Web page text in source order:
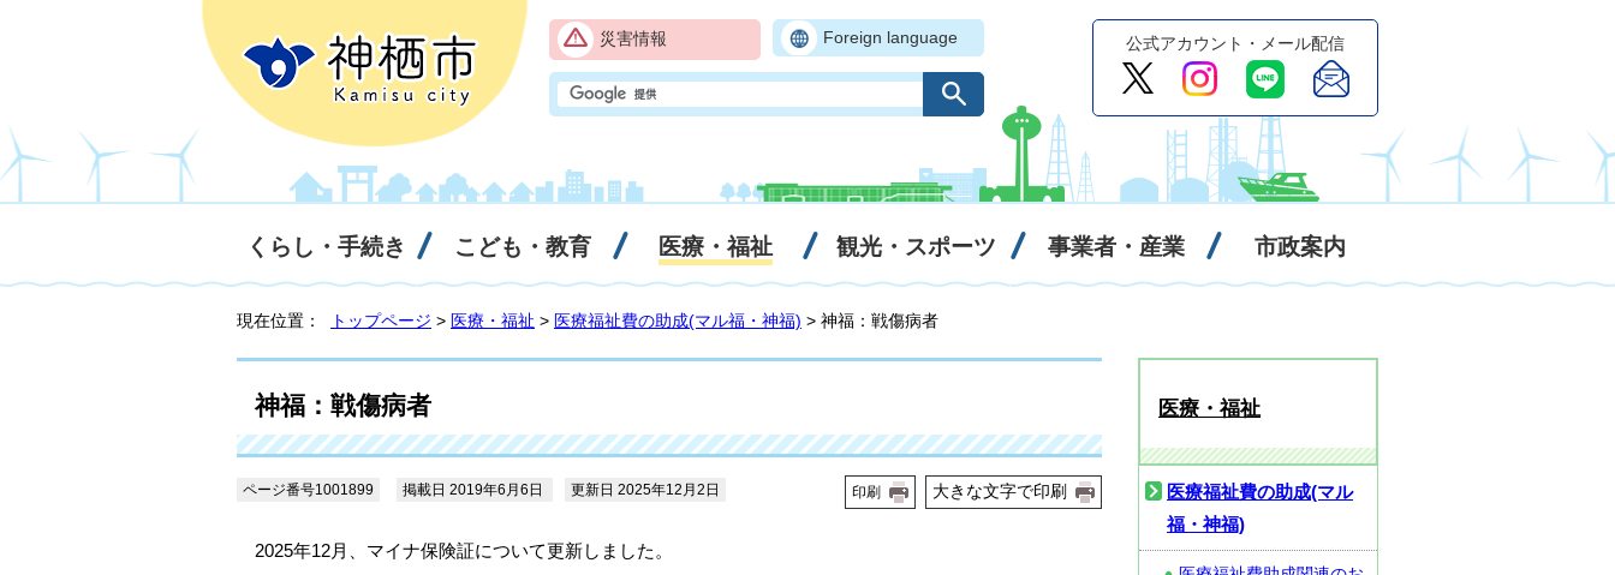
災害情報 Foreign language 公式アカウント・メール配信
くらし・手続き こども・教育 医療・福祉 観光・スポーツ 事業者・産業 市政案内
現在位置： トップページ > 医療・福祉 > 医療福祉費の助成(マル福・神福) > 神福：戦傷病者
神福：戦傷病者
ページ番号1001899 掲載日 2019年6月6日 更新日 2025年12月2日 印刷 大きな文字で印刷
2025年12月、マイナ保険証について更新しました。
医療・福祉
医療福祉費の助成(マル
福・神福)